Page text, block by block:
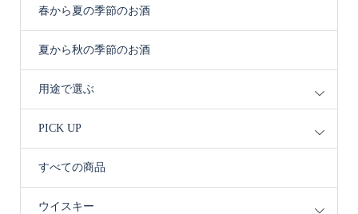
春から夏の季節のお酒
夏から秋の季節のお酒
用途で選ぶ
PICK UP
すべての商品
ウイスキー